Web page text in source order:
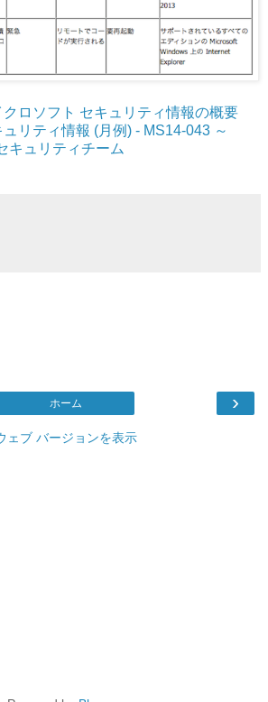
ロソフト セキュリティ情報の概要
リティ情報 (月例) - MS14-043 ～
キュリティチーム
›
ホーム
ェブ バージョンを表示